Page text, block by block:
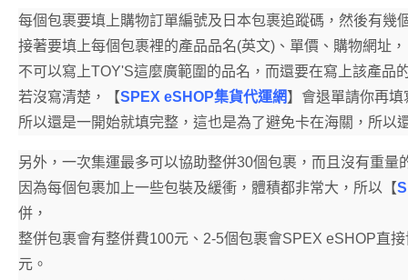
每個包裹要填上購物訂單編號及日本包裹追蹤碼，然後有幾
接著要填上每個包裹裡的產品品名(英文)、單價、購物網址，
不可以寫上TOY'S這麼廣範圍的品名，而還要在寫上該產品
若沒寫清楚，【SPEX eSHOP集貨代運網】會退單請你再填
所以還是一開始就填完整，這也是為了避免卡在海關，所以
另外，一次集運最多可以協助整併30個包裹，而且沒有重量
因為每個包裹加上一些包裝及緩衝，體積都非常大，所以【
併，
整併包裹會有整併費100元、2-5個包裹會SPEX eSHOP直
元。